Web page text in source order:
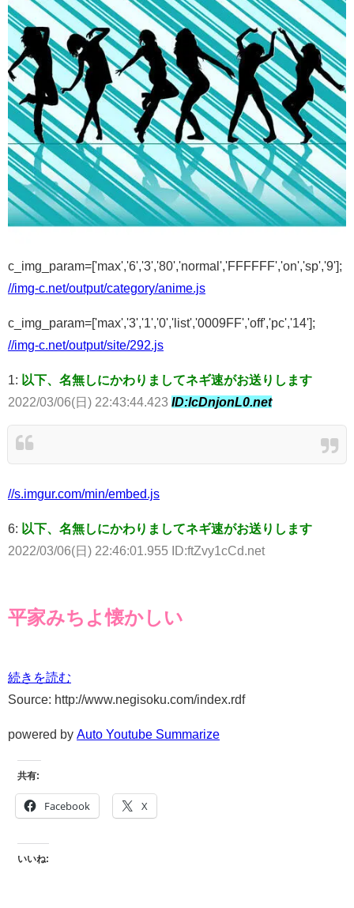
c_img_param=['max','6','3','80','normal','FFFFFF','on','sp','9'];
//img-c.net/output/category/anime.js
c_img_param=['max','3','1','0','list','0009FF','off','pc','14'];
//img-c.net/output/site/292.js
1: 以下、名無しにかわりましてネギ速がお送りします
2022/03/06(日) 22:43:44.423 ID:lcDnjonL0.net
//s.imgur.com/min/embed.js
6: 以下、名無しにかわりましてネギ速がお送りします
2022/03/06(日) 22:46:01.955 ID:ftZvy1cCd.net
平家みちよ懐かしい
続きを読む
Source: http://www.negisoku.com/index.rdf
powered by Auto Youtube Summarize
共有:
Facebook X
いいね: